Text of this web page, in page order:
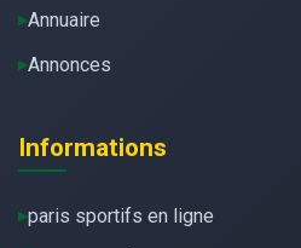
Annuaire
Annonces
Informations
paris sportifs en ligne